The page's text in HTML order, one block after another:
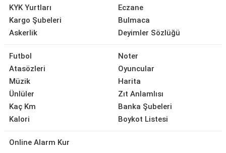
KYK Yurtları
Kargo Şubeleri
Askerlik
Eczane
Bulmaca
Deyimler Sözlüğü
Futbol
Atasözleri
Müzik
Ünlüler
Kaç Km
Kalori
Noter
Oyuncular
Harita
Zıt Anlamlısı
Banka Şubeleri
Boykot Listesi
Online Alarm Kur